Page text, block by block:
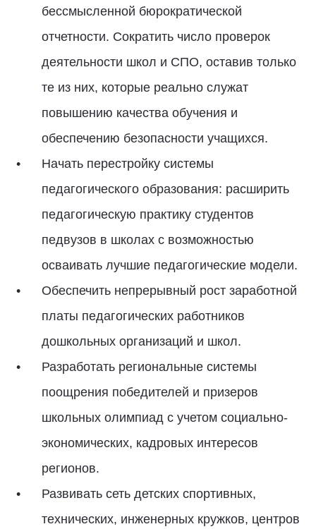
бессмысленной бюрократической
отчетности. Сократить число проверок
деятельности школ и СПО, оставив только
те из них, которые реально служат
повышению качества обучения и
обеспечению безопасности учащихся.
Начать перестройку системы
педагогического образования: расширить
педагогическую практику студентов
педвузов в школах с возможностью
осваивать лучшие педагогические модели.
Обеспечить непрерывный рост заработной
платы педагогических работников
дошкольных организаций и школ.
Разработать региональные системы
поощрения победителей и призеров
школьных олимпиад с учетом социально-
экономических, кадровых интересов
регионов.
Развивать сеть детских спортивных,
технических, инженерных кружков, центров